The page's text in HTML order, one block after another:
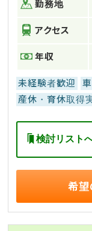
勤務地
アクセス
年収
未経験者歓迎
産休・育休取得
検討リスト
希